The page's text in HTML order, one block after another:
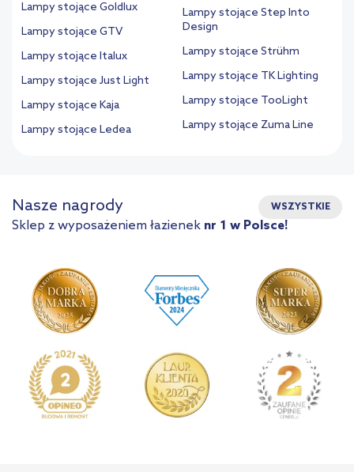
Lampy stojące Goldlux
Lampy stojące GTV
Lampy stojące Italux
Lampy stojące Just Light
Lampy stojące Kaja
Lampy stojące Ledea
Lampy stojące Step Into
Design
Lampy stojące Strühm
Lampy stojące TK Lighting
Lampy stojące TooLight
Lampy stojące Zuma Line
Nasze nagrody WSZYSTKIE
Sklep z wyposażeniem łazienek nr 1 w Polsce!